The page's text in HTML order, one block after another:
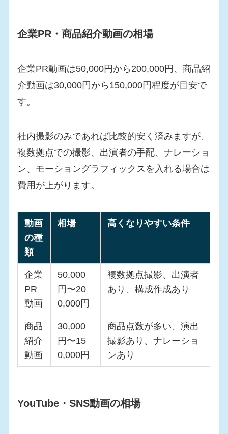
企業PR・商品紹介動画の相場
企業PR動画は50,000円から200,000円、商品紹
介動画は30,000円から150,000円程度が目安で
す。
社内撮影のみであれば比較的安く済みますが、
複数拠点での撮影、出演者の手配、ナレーショ
ン、モーショングラフィックスを入れる場合は
費用が上がります。
動画
の種
類
相場 高くなりやすい条件
企業
PR
動画
50,000
円〜20
0,000円
複数拠点撮影、出演者
あり、構成作成あり
商品
紹介
動画
30,000
円〜15
0,000円
商品点数が多い、演出
撮影あり、ナレーショ
ンあり
YouTube・SNS動画の相場